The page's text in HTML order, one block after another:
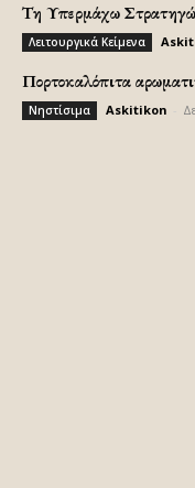
Τη Υπερμάχω
Λειτουργικά Κείμενα
Πορτοκαλόπιτα
Νηστίσιμα Askitikon